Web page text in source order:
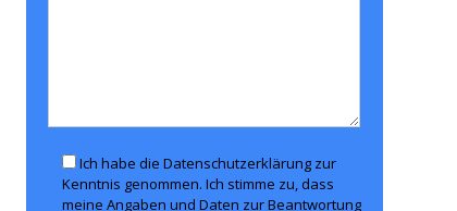
Ich habe die Datenschutzerklärung zur
Kenntnis genommen. Ich stimme zu, dass
meine Angaben und Daten zur Beantwortung